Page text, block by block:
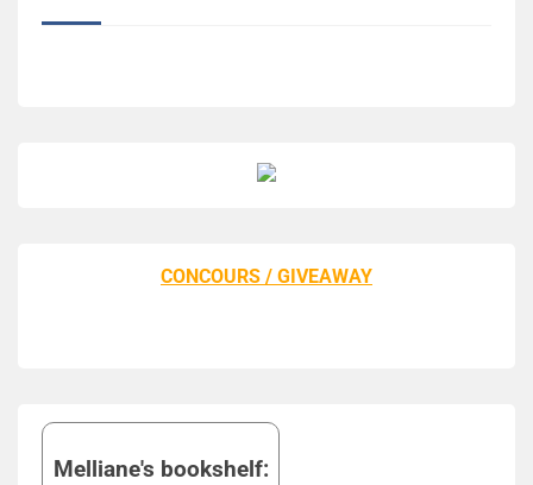
CONCOURS / GIVEAWAY
Melliane's bookshelf: